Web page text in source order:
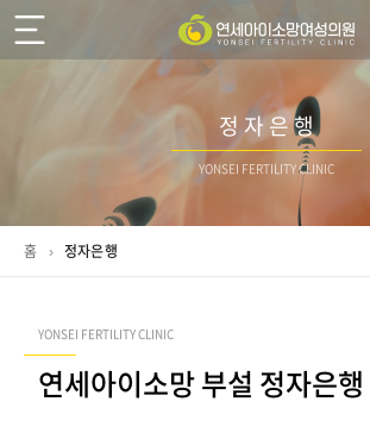
정 자 은 행
YONSEI FERTILITY CLINIC
홈 › 정자은행
YONSEI FERTILITY CLINIC
연세아이소망 부설 정자은행